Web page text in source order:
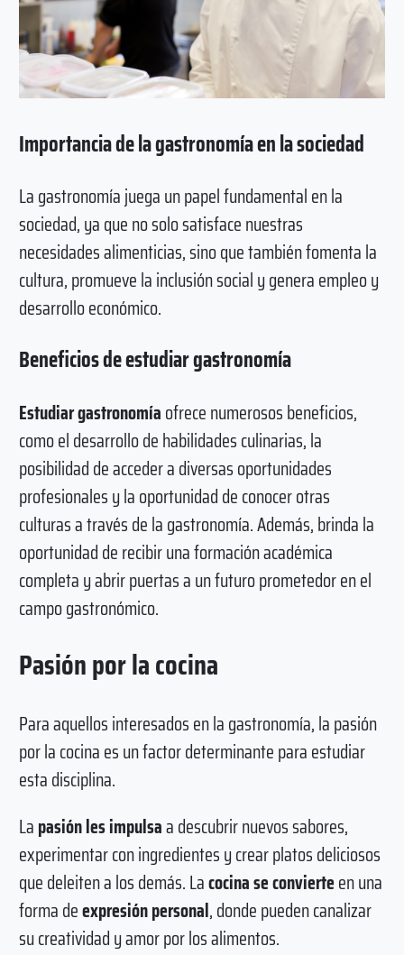
Importancia de la gastronomía en la sociedad
La gastronomía juega un papel fundamental en la
sociedad, ya que no solo satisface nuestras
necesidades alimenticias, sino que también fomenta la
cultura, promueve la inclusión social y genera empleo y
desarrollo económico.
Beneficios de estudiar gastronomía
Estudiar gastronomíaofrece numerosos beneficios,
como el desarrollo de habilidades culinarias, la
posibilidad de acceder a diversas oportunidades
profesionales y la oportunidad de conocer otras
culturas a través de la gastronomía. Además, brinda la
oportunidad de recibir una formación académica
completa y abrir puertas a un futuro prometedor en el
campo gastronómico.
Pasión por la cocina
Para aquellos interesados en la gastronomía, la pasión
por la cocina es un factor determinante para estudiar
esta disciplina.
Lapasión les impulsaa descubrir nuevos sabores,
experimentar con ingredientes y crear platos deliciosos
que deleiten a los demás. Lacocina se convierteen una
forma deexpresión personal, donde pueden canalizar
su creatividad y amor por los alimentos.